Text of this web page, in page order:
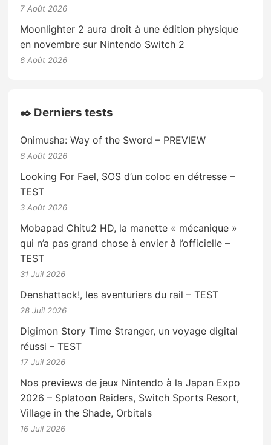
7 Août 2026
Moonlighter 2 aura droit à une édition physique
en novembre sur Nintendo Switch 2
6 Août 2026
✒️ Derniers tests
Onimusha: Way of the Sword – PREVIEW
6 Août 2026
Looking For Fael, SOS d’un coloc en détresse –
TEST
3 Août 2026
Mobapad Chitu2 HD, la manette « mécanique »
qui n’a pas grand chose à envier à l’officielle –
TEST
31 Juil 2026
Denshattack!, les aventuriers du rail – TEST
28 Juil 2026
Digimon Story Time Stranger, un voyage digital
réussi – TEST
17 Juil 2026
Nos previews de jeux Nintendo à la Japan Expo
2026 – Splatoon Raiders, Switch Sports Resort,
Village in the Shade, Orbitals
16 Juil 2026